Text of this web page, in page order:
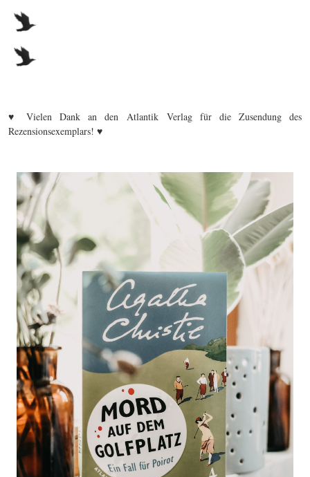
♥ Vielen Dank an den Atlantik Verlag für die Zusendung des
Rezensionsexemplars! ♥